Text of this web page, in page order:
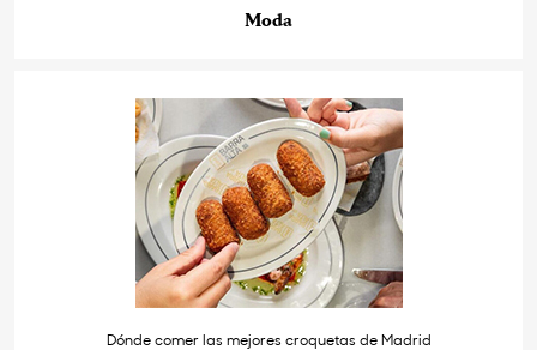
Moda
Dónde comer las mejores croquetas de Madrid